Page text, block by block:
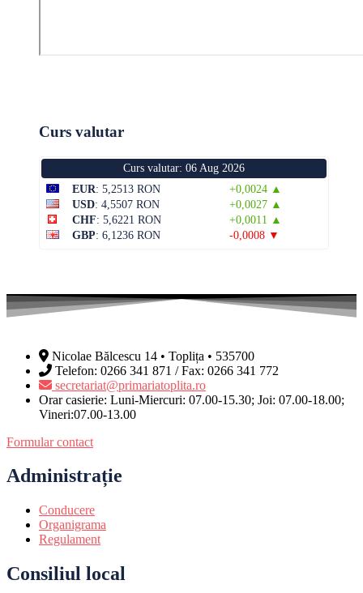
Curs valutar
Curs valutar: 06 Aug 2026
EUR: 5,2513 RON
+0,0024 ▲
USD: 4,5507 RON
+0,0027 ▲
CHF: 5,6221 RON
+0,0011 ▲
GBP: 6,1236 RON -0,0008 ▼
Nicolae Bălcescu 14 • Toplița • 535700
Telefon: 0266 341 871 / Fax: 0266 341 772
secretariat@primariatoplita.ro
Orar casierie: Luni-Miercuri: 07.00-15.30; Joi: 07.00-18.00;
Vineri:07.00-13.00
Formular contact
Administrație
Conducere
Organigrama
Regulament
Consiliul local